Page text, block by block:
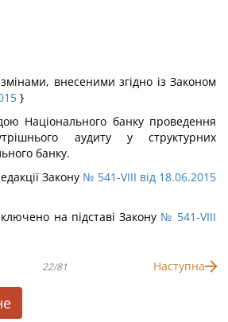
внесеними згідно із Законом
}
Національного банку проведення
аудиту у структурних
банку.
Закону № 541-VIII від 18.06.2015
на підставі Закону № 541-VIII
22/81 Наступна